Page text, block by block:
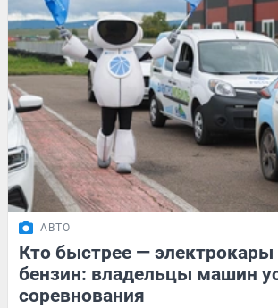
АВТО
Кто быстрее — электрокары
бензин: владельцы машин
соревнования